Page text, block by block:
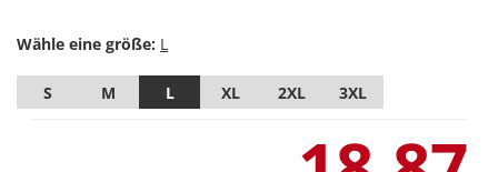
Wähle eine größe:
S M L XL 2XL 3XL